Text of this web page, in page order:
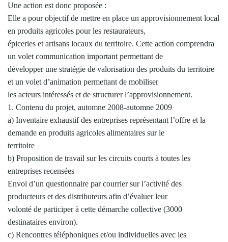
Une action est donc proposée :
Elle a pour objectif de mettre en place un approvisionnement local
en produits agricoles pour les restaurateurs,
épiceries et artisans locaux du territoire. Cette action comprendra
un volet communication important permettant de
développer une stratégie de valorisation des produits du territoire
et un volet d’animation permettant de mobiliser
les acteurs intéressés et de structurer l’approvisionnement.
1. Contenu du projet, automne 2008-automne 2009
a) Inventaire exhaustif des entreprises représentant l’offre et la
demande en produits agricoles alimentaires sur le
territoire
b) Proposition de travail sur les circuits courts à toutes les
entreprises recensées
Envoi d’un questionnaire par courrier sur l’activité des
producteurs et des distributeurs afin d’évaluer leur
volonté de participer à cette démarche collective (3000
destinataires environ).
c) Rencontres téléphoniques et/ou individuelles avec les